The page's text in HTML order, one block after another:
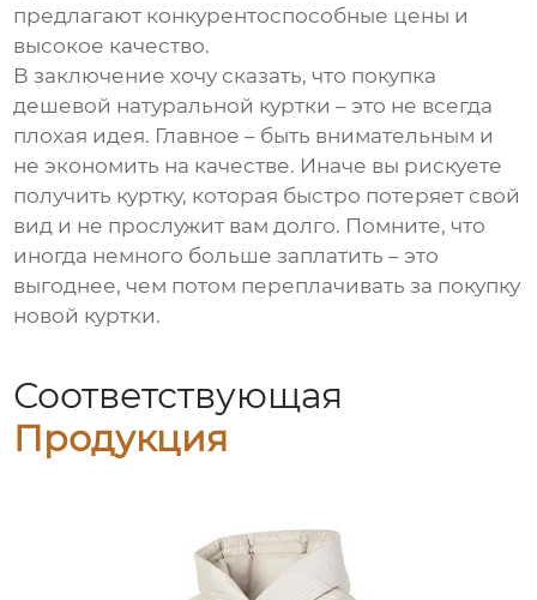
предлагают конкурентоспособные цены и
высокое качество.
В заключение хочу сказать, что покупка
дешевой натуральной куртки – это не всегда
плохая идея. Главное – быть внимательным и
не экономить на качестве. Иначе вы рискуете
получить куртку, которая быстро потеряет свой
вид и не прослужит вам долго. Помните, что
иногда немного больше заплатить – это
выгоднее, чем потом переплачивать за покупку
новой куртки.
Соответствующая
Продукция